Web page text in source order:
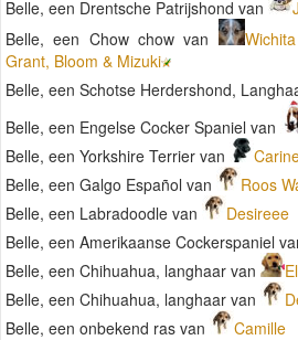
Belle, een Drentsche Patrijshond van
Belle, een Chow chow van
Grant, Bloom & Mizuki
Belle, een Schotse Herdershond,
Belle, een Engelse Cocker Spaniel van
Belle, een Yorkshire Terrier van
Belle, een Galgo Español van
Roos
Belle, een Labradoodle van
Desireee
Belle, een Amerikaanse Cockerspaniel
Belle, een Chihuahua, langhaar van
Belle, een Chihuahua, langhaar van
Belle, een onbekend ras van
Camille